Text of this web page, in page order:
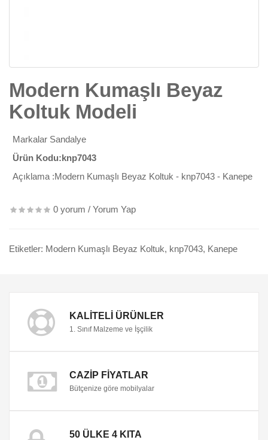
Modern Kumaşlı Beyaz
Koltuk Modeli
Markalar Sandalye
Ürün Kodu:knp7043
Açıklama :Modern Kumaşlı Beyaz Koltuk - knp7043 - Kanepe
0 yorum / Yorum Yap
Etiketler: Modern Kumaşlı Beyaz Koltuk, knp7043, Kanepe
KALITELI ÜRÜNLER
1. Sınıf Malzeme ve İşçilik
CAZIP FIYATLAR
Bütçenize göre mobilyalar
50 ÜLKE 4 KITA